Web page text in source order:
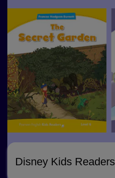
Disney Kids Readers